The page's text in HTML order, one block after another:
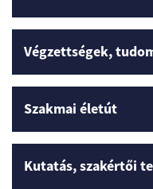
Végzettségek,
Szakmai életút
Kutatás, szakértői